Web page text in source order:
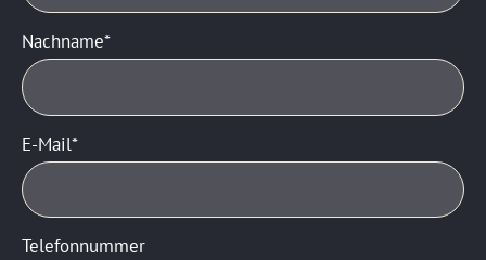
Nachname
E-Mail
Telefonnummer